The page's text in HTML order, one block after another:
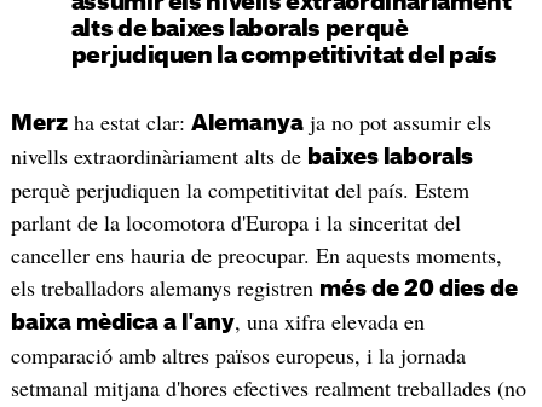
alts de baixes laborals perquè
perjudiquen la competitivitat del país
Merzha estat clar: Alemanyaja no pot assumir els
nivells extraordinàriament alts de baixes laborals
perquè perjudiquen la competitivitat del país. Estem
parlant de la locomotora d'Europa i la sinceritat del
canceller ens hauria de preocupar. En aquests moments,
els treballadors alemanys registren més de 20 dies de
baixa mèdica a l'any, una xifra elevada en
comparació amb altres països europeus, i la jornada
setmanal mitjana d'hores efectives realment treballades (no